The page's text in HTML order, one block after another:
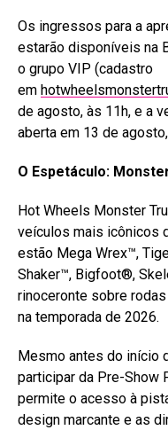
Os ingressos para a
estarão disponíveis na
o grupo VIP (cadastro
em
de agosto, às 11h, e a
aberta em 13 de
O Espetáculo:
Hot Wheels Monster
veículos mais icônicos
estão Mega Wrex™,
Shaker™, Bigfoot®,
rinoceronte sobre
na temporada de 2026.
Mesmo antes do início
participar da Pre-Show
permite o acesso à
design marcante e as